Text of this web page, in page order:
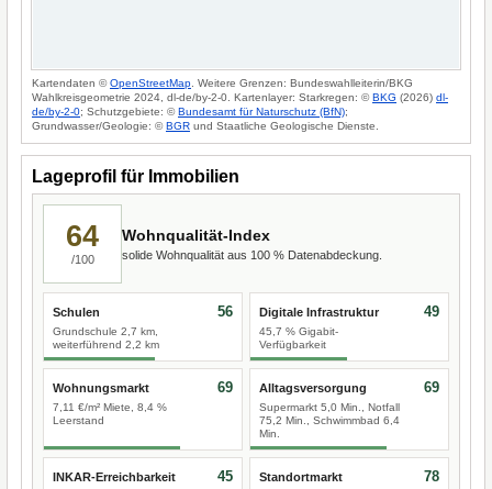
Kartendaten ©OpenStreetMap . Weitere Grenzen: Bundeswahlleiterin/BKG
Wahlkreisgeometrie 2024, dl-de/by-2-0. Kartenlayer: Starkregen: ©BKG (2026) dl-
de/by-2-0; Schutzgebiete: ©Bundesamt für Naturschutz (BfN);
Grundwasser/Geologie: ©BGR und Staatliche Geologische Dienste.
Lageprofil für Immobilien
64
/100
Wohnqualität-Index
solide Wohnqualität aus 100 % Datenabdeckung.
Schulen
Grundschule 2,7 km,
weiterführend 2,2 km
56 Digitale Infrastruktur
45,7 % Gigabit-
Verfügbarkeit
49
Wohnungsmarkt
7,11 €/m² Miete, 8,4 %
Leerstand
69 Alltagsversorgung
Supermarkt 5,0 Min., Notfall
75,2 Min., Schwimmbad 6,4
Min.
69
INKAR-Erreichbarkeit 45 Standortmarkt 78